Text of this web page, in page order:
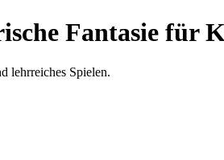
Fantasie für
lehrreiches Spielen.